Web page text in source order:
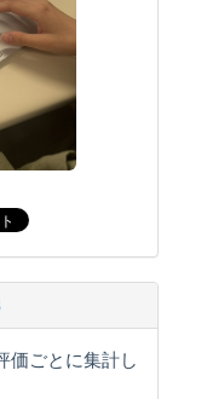
価ごとに集計し